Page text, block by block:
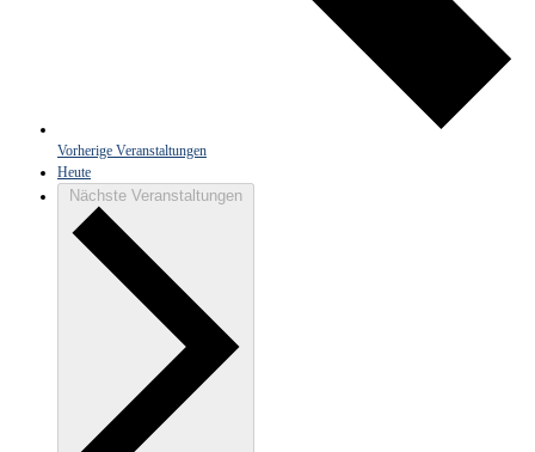
Vorherige Veranstaltungen
Heute
Nächste Veranstaltungen